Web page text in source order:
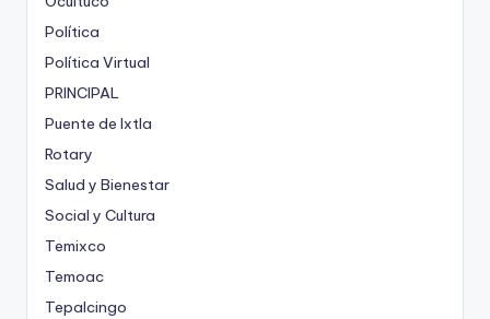
Política
Política Virtual
PRINCIPAL
Puente de Ixtla
Rotary
Salud y Bienestar
Social y Cultura
Temixco
Temoac
Tepalcingo